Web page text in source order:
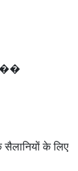
��
सैलानियों के लिए